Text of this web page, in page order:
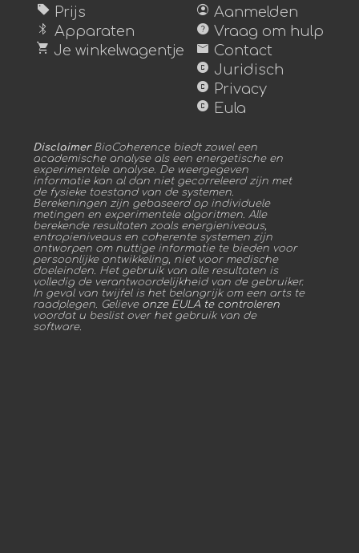
sell Prijs
bluetooth Apparaten
shopping_cart Je winkelwagentje
account_circle Aanmelden
help Vraag om hulp
mail Contact
copyright Juridisch
copyright Privacy
copyright Eula
DisclaimerBioCoherence biedt zowel een
academische analyse als een energetische en
experimentele analyse. De weergegeven
informatie kan al dan niet gecorreleerd zijn met
de fysieke toestand van de systemen.
Berekeningen zijn gebaseerd op individuele
metingen en experimentele algoritmen. Alle
berekende resultaten zoals energieniveaus,
entropieniveaus en coherente systemen zijn
ontworpen om nuttige informatie te bieden voor
persoonlijke ontwikkeling, niet voor medische
doeleinden. Het gebruik van alle resultaten is
volledig de verantwoordelijkheid van de gebruiker.
In geval van twijfel is het belangrijk om een arts te
raadplegen. Gelieve onze EULA te controleren
voordat u beslist over het gebruik van de
software.